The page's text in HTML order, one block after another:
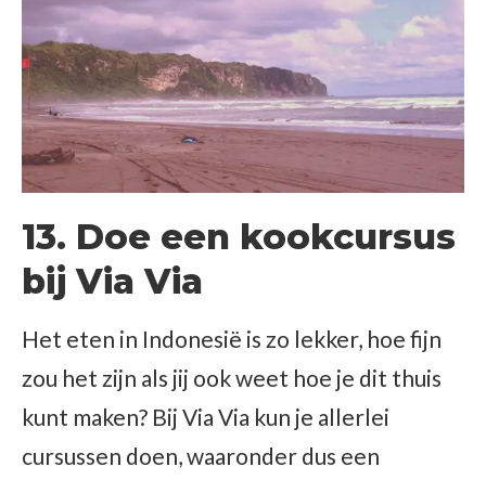
13. Doe een kookcursus
bij Via Via
Het eten in Indonesië is zo lekker, hoe fijn
zou het zijn als jij ook weet hoe je dit thuis
kunt maken? Bij Via Via kun je allerlei
cursussen doen, waaronder dus een